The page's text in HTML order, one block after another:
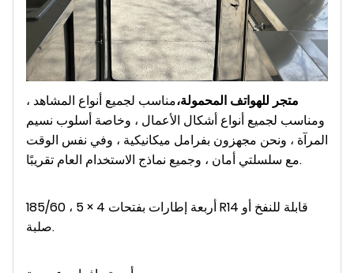
متجر للهواتف المحمولة،مناسب لجميع أنواع المشاهد ،
ومناسب لجميع أنواع أشكال الأعمال ، وخاصة أسلوب نسيم
المرآة ، ونحن مجهزون بفرامل ميكانيكية ، وفي نفس الوقت
مع سلسلتي أمان ، وجميع نماذج الاستخدام العام تقريبًا.
أربعة إطارات بفتحات 4 × 5 ، 185/60 R14 قابلة للنفخ أو
صلبة.